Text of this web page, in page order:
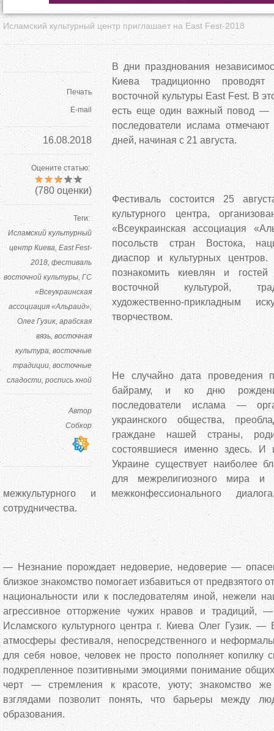
Исламский культурный центр приглашает на East Fest-2018
Печать
E-mail
16.08.2018
Оцените статью:
(780 оценки)
Теги:
Исламский культурный
центр Киева East Fest-
2018 фестиваль
восточной культуры ГС
«Всеукраинская
ассоциация «Альраид»
Олег Гузик арабская
вязь восточная
культура восточные
традиции восточные
сладости роспись хной
Автор
Собкор
В дни празднования
Киева традиционно проводят
восточной культуры East Fest. В
есть еще один важный повод —
последователи ислама
дней, начиная с 21 августа.
Фестиваль состоится 25
культурного центра,
«Всеукраинская ассоциация
посольств стран Востока,
диаспор и культурных
познакомить киевлян и
восточной культурой,
художественно-прикладным
творчеством.
Не случайно дата проведения
байраму, и ко дню
последователи ислама —
украинского общества,
граждане нашей страны,
состоявшиеся именно здесь. И
Украине существует наиболее
для межрелигиозного мира и
межкультурного и межконфессионального
сотрудничества.
— Незнание порождает недоверие, недоверие —
близкое знакомство помогает избавиться от предвзятого
национальности или к последователям иной, нежели
агрессивное отторжение чужих нравов и традиций, —
Исламского культурного центра г. Киева Олег Гузик. —
атмосферы фестиваля, непосредственного и
для себя новое, человек не просто пополняет копилку
подкрепленное позитивными эмоциями понимание общих
черт — стремления к красоте, уюту; знакомство же
взглядами позволит понять, что барьеры между
образования.